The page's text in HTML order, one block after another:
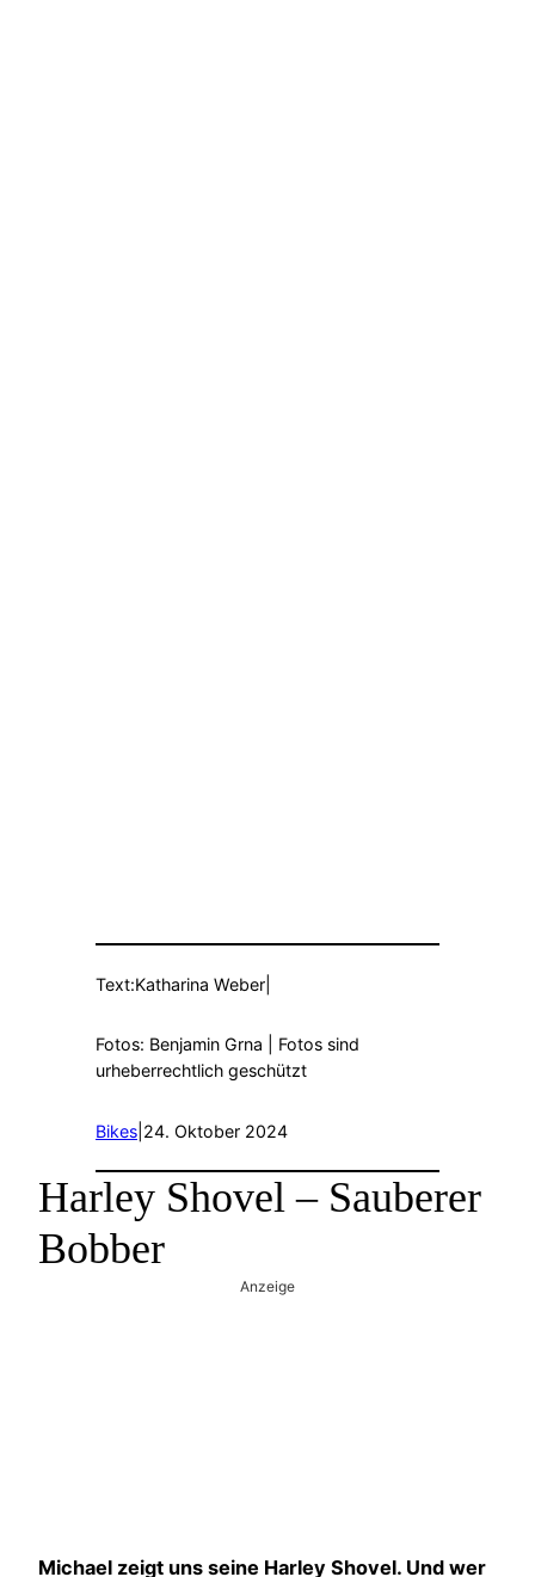
Text:Katharina Weber
Fotos: Benjamin Grna | Fotos sind
urheberrechtlich geschützt
Bikes 24. Oktober 2024
Harley Shovel – Sauberer
Bobber
Anzeige
Michael zeigt uns seine Harley Shovel. Und wer